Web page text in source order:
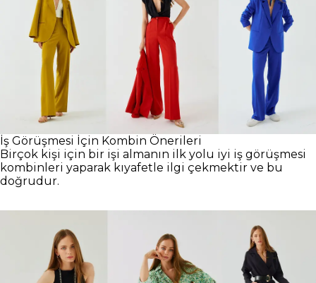
İş Görüşmesi İçin Kombin Önerileri
Birçok kişi için bir işi almanın ilk yolu iyi iş görüşmesi
kombinleri yaparak kıyafetle ilgi çekmektir ve bu
doğrudur.